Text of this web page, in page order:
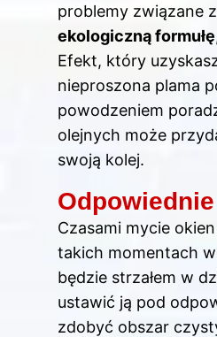
problemy związane
ekologiczną formułę
Efekt, który
nieproszona plama
powodzeniem
olejnych może
swoją kolej.
Czasami mycie
takich momentach
będzie strzałem w
ustawić ją pod
zdobyć obszar